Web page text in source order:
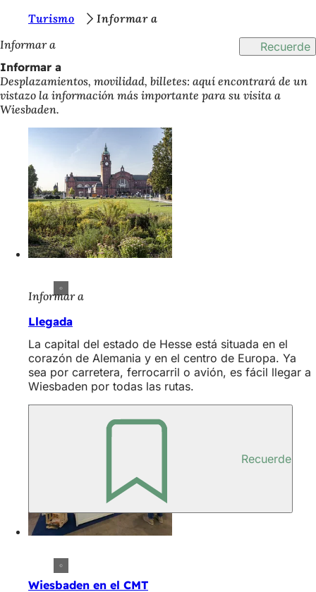
Saltar al contenido
s
t
á
s
Turismo
Informar a
Informar a
Recuerde
Informar a
Desplazamientos, movilidad, billetes: aquí encontrará de un
vistazo la información más importante para su visita a
Wiesbaden.
Informar a
Llegada
La capital del estado de Hesse está situada en el
corazón de Alemania y en el centro de Europa. Ya
sea por carretera, ferrocarril o avión, es fácil llegar a
Wiesbaden por todas las rutas.
Recuerde
Wiesbaden en el CMT